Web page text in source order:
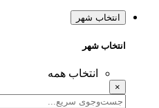
انتخاب شهر
انتخاب شهر
انتخاب همه
×